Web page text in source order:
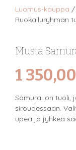
Luomus-kauppa /
Ruokailuryhmän
Musta
1 350,00
Samurai on tuoli,
siroudessaan.
upea ja jyhkeä